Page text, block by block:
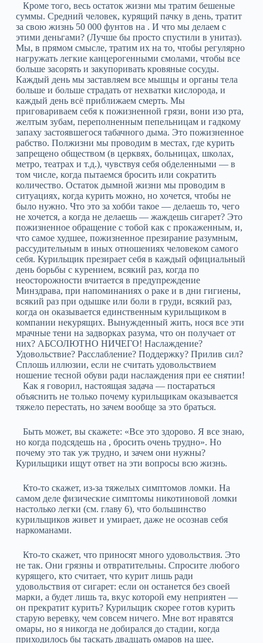
Кроме того, весь остаток жизни мы тратим бешеные
суммы. Средний человек, курящий пачку в день, тратит
за свою жизнь 50 000 фунтов на . И что мы делаем с
этими деньгами? (Лучше бы просто спустили в унитаз).
Мы, в прямом смысле, тратим их на то, чтобы регулярно
нагружать легкие канцерогенными смолами, чтобы все
больше засорять и закупоривать кровяные сосуды.
Каждый день мы заставляем все мышцы и органы тела
больше и больше страдать от нехватки кислорода, и
каждый день всё приближаем смерть. Мы
приговариваем себя к пожизненной грязи, вони изо рта,
желтым зубам, переполненным пепельницам и гадкому
запаху застоявшегося табачного дыма. Это пожизненное
рабство. Полжизни мы проводим в местах, где курить
запрещено обществом (в церквях, больницах, школах,
метро, театрах и т.д.), чувствуя себя обделенными — в
том числе, когда пытаемся бросить или сократить
количество. Остаток дымной жизни мы проводим в
ситуациях, когда курить можно, но хочется, чтобы не
было нужно. Что это за хобби такое — делаешь то, чего
не хочется, а когда не делаешь — жаждешь сигарет? Это
пожизненное обращение с тобой как с прокаженным, и,
что самое худшее, пожизненное презирание разумным,
рассудительным в иных отношениях человеком самого
себя. Курильщик презирает себя в каждый официальный
день борьбы с курением, всякий раз, когда по
неосторожности вчитается в предупреждение
Минздрава, при напоминаниях о раке и в дни гигиены,
всякий раз при одышке или боли в груди, всякий раз,
когда он оказывается единственным курильщиком в
компании некурящих. Вынужденный жить, нося все эти
мрачные тени на задворках разума, что он получает от
них? АБСОЛЮТНО НИЧЕГО! Наслаждение?
Удовольствие? Расслабление? Поддержку? Прилив сил?
Сплошь иллюзии, если не считать удовольствием
ношение тесной обуви ради наслаждения при ее снятии!
Как я говорил, настоящая задача — постараться
объяснить не только почему курильщикам оказывается
тяжело перестать, но зачем вообще за это браться.
Быть может, вы скажете: «Все это здорово. Я все знаю,
но когда подсядешь на , бросить очень трудно». Но
почему это так уж трудно, и зачем они нужны?
Курильщики ищут ответ на эти вопросы всю жизнь.
Кто-то скажет, из-за тяжелых симптомов ломки. На
самом деле физические симптомы никотиновой ломки
настолько легки (см. главу 6), что большинство
курильщиков живет и умирает, даже не осознав себя
наркоманами.
Кто-то скажет, что приносят много удовольствия. Это
не так. Они грязны и отвратительны. Спросите любого
курящего, кто считает, что курит лишь ради
удовольствия от сигарет: если он останется без своей
марки, а будет лишь та, вкус которой ему неприятен —
он прекратит курить? Курильщик скорее готов курить
старую веревку, чем совсем ничего. Мне вот нравятся
омары, но я никогда не добирался до стадии, когда
приходилось бы таскать двадцать омаров на шее.